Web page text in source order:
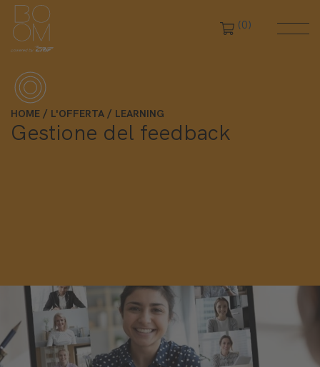
(0)
HOME L'OFFERTA LEARNING
Gestione del feedback